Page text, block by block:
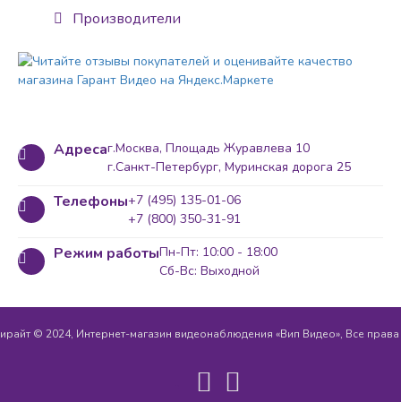
Производители
Адресаг.Москва, Площадь Журавлева 10
г.Санкт-Петербург, Муринская дорога 25
Телефоны+7 (495) 135-01-06
+7 (800) 350-31-91
Режим работыПн-Пт: 10:00 - 18:00
Сб-Вс: Выходной
© 2024, Интернет-магазин видеонаблюдения «Вип Видео», Все